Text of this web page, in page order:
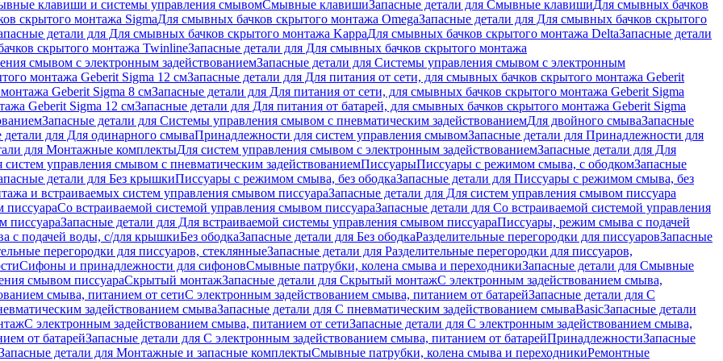
клавиши и системы управления смывомСмывные клавишиЗапасные детали для Смывные клавишиДля смывных бачков
скрытого монтажа SigmaДля смывных бачков скрытого монтажа OmegaЗапасные детали для Для смывных бачков скрытого
детали для Для смывных бачков скрытого монтажа KappaДля смывных бачков скрытого монтажа DeltaЗапасные детали
скрытого монтажа TwinlineЗапасные детали для Для смывных бачков скрытого монтажа
смывом с электронным задействованиемЗапасные детали для Системы управления смывом с электронным
монтажа Geberit Sigma 12 смЗапасные детали для Для питания от сети, для смывных бачков скрытого монтажа Geberit
Geberit Sigma 8 смЗапасные детали для Для питания от сети, для смывных бачков скрытого монтажа Geberit Sigma
Geberit Sigma 12 смЗапасные детали для Для питания от батарей, для смывных бачков скрытого монтажа Geberit Sigma
Запасные детали для Системы управления смывом с пневматическим задействованиемДля двойного смываЗапасные
детали для Для одинарного смываПринадлежности для систем управления смывомЗапасные детали для Принадлежности для
для Монтажные комплектыДля систем управления смывом с электронным задействованиемЗапасные детали для Для
систем управления смывом с пневматическим задействованиемПиссуарыПиссуары с режимом смыва, с ободкомЗапасные
детали для Без крышкиПиссуары с режимом смыва, без ободкаЗапасные детали для Писсуары с режимом смыва, без
и встраиваемых систем управления смывом писсуараЗапасные детали для Для систем управления смывом писсуара
писсуараСо встраиваемой системой управления смывом писсуараЗапасные детали для Со встраиваемой системой управления
писсуараЗапасные детали для Для встраиваемой системы управления смывом писсуараПиссуары, режим смыва с подачей
с подачей воды, с/для крышкиБез ободкаЗапасные детали для Без ободкаРазделительные перегородки для писсуаровЗапасные
перегородки для писсуаров, стеклянныеЗапасные детали для Разделительные перегородки для писсуаров,
Сифоны и принадлежности для сифоновСмывные патрубки, колена смыва и переходникиЗапасные детали для Смывные
смывом писсуараСкрытый монтажЗапасные детали для Скрытый монтажС электронным задействованием смыва,
смыва, питанием от сетиС электронным задействованием смыва, питанием от батарейЗапасные детали для С
задействованием смываЗапасные детали для С пневматическим задействованием смываBasicЗапасные детали
С электронным задействованием смыва, питанием от сетиЗапасные детали для С электронным задействованием смыва,
от батарейЗапасные детали для С электронным задействованием смыва, питанием от батарейПринадлежностиЗапасные
детали для Монтажные и запасные комплектыСмывные патрубки, колена смыва и переходникиРемонтные